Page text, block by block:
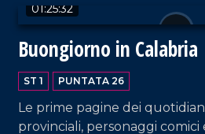
01:25:32
Buongiorno in Calabria
ST 1 PUNTATA 26
Le prime pagine dei
provinciali, personaggi comici